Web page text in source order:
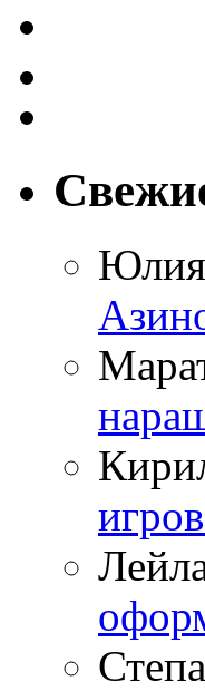
Юлия